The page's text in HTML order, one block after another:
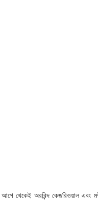
অরবিন্দ কেজরিওয়াল এবং